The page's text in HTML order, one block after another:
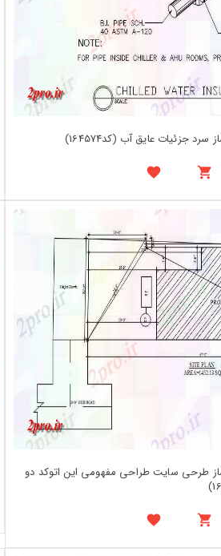
جزئیات عایق آب (کد164574)
طرحی سایت طراحی مفهومی این اتوکد دو